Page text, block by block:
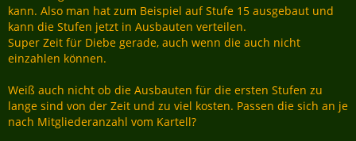
kann. Also man hat zum Beispiel auf Stufe 15 ausgebaut und
kann die Stufen jetzt in Ausbauten verteilen.
Super Zeit für Diebe gerade, auch wenn die auch nicht
einzahlen können.
Weiß auch nicht ob die Ausbauten für die ersten Stufen zu
lange sind von der Zeit und zu viel kosten. Passen die sich an je
nach Mitgliederanzahl vom Kartell?